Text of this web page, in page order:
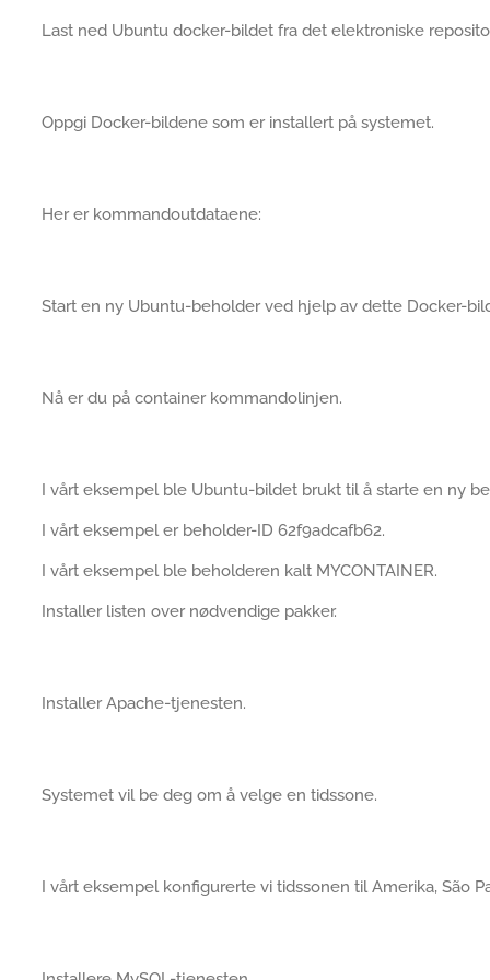
Last ned Ubuntu docker-bildet fra det elektroniske
Oppgi Docker-bildene som er installert på systemet.
Her er kommandoutdataene:
Start en ny Ubuntu-beholder ved hjelp av dette Docker-
Nå er du på container kommandolinjen.
I vårt eksempel ble Ubuntu-bildet brukt til å starte en ny
I vårt eksempel er beholder-ID 62f9adcafb62.
I vårt eksempel ble beholderen kalt MYCONTAINER.
Installer listen over nødvendige pakker.
Installer Apache-tjenesten.
Systemet vil be deg om å velge en tidssone.
I vårt eksempel konfigurerte vi tidssonen til Amerika, São